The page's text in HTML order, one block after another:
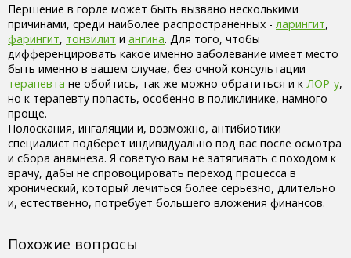
Першение в горле может быть вызвано несколькими
причинами, среди наиболее распространенных - ларингит,
фарингит, тонзилит и ангина. Для того, чтобы
дифференцировать какое именно заболевание имеет место
быть именно в вашем случае, без очной консультации
терапевта не обойтись, так же можно обратиться и к ЛОР-у,
но к терапевту попасть, особенно в поликлинике, намного
проще.
Полоскания, ингаляции и, возможно, антибиотики
специалист подберет индивидуально под вас после осмотра
и сбора анамнеза. Я советую вам не затягивать с походом к
врачу, дабы не спровоцировать переход процесса в
хронический, который лечиться более серьезно, длительно
и, естественно, потребует большего вложения финансов.
Похожие вопросы